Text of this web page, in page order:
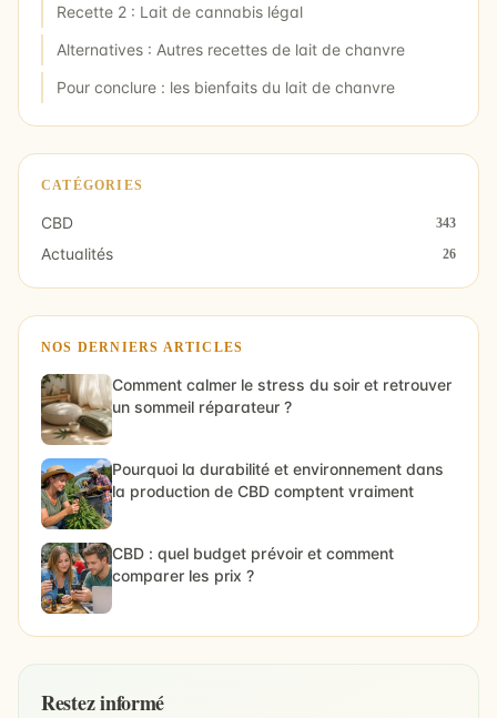
Recette 2 : Lait de cannabis légal
Alternatives : Autres recettes de lait de chanvre
Pour conclure : les bienfaits du lait de chanvre
CATÉGORIES
CBD 343
Actualités 26
NOS DERNIERS ARTICLES
Comment calmer le stress du soir et retrouver
un sommeil réparateur ?
Pourquoi la durabilité et environnement dans
la production de CBD comptent vraiment
CBD : quel budget prévoir et comment
comparer les prix ?
Restez informé